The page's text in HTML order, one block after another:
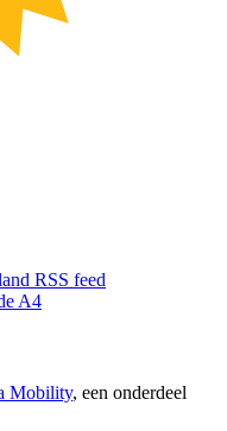
RSS feed
A4
Mobility, een onderdeel